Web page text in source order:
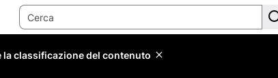
classificazione del contenuto